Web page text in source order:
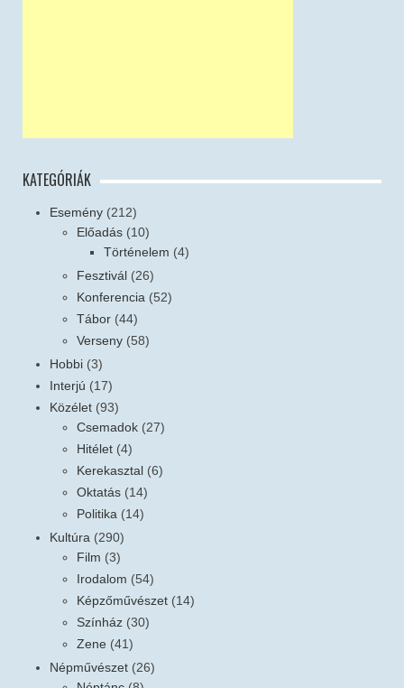
KATEGÓRIÁK
Esemény (212)
Előadás (10)
Történelem (4)
Fesztivál (26)
Konferencia (52)
Tábor (44)
Verseny (58)
Hobbi (3)
Interjú (17)
Közélet (93)
Csemadok (27)
Hitélet (4)
Kerekasztal (6)
Oktatás (14)
Politika (14)
Kultúra (290)
Film (3)
Irodalom (54)
Képzőművészet (14)
Színház (30)
Zene (41)
Népművészet (26)